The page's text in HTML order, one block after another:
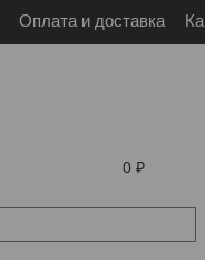
Оплата и доставка
0